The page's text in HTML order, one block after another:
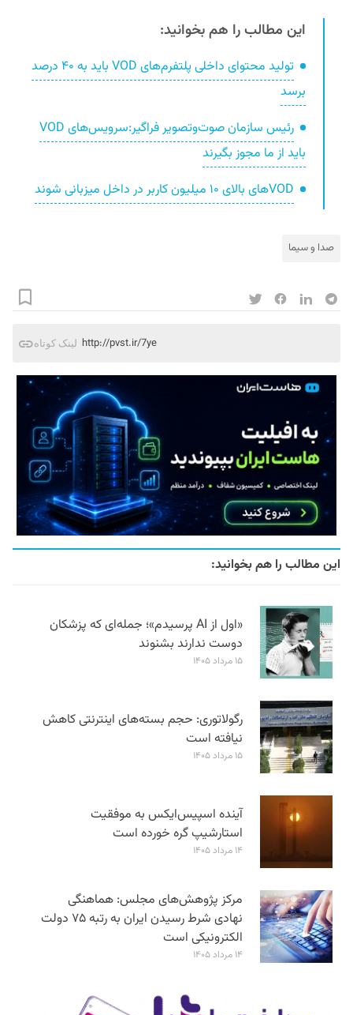
این مطالب را هم بخوانید:
تولید محتوای داخلی پلتفرم‌های VOD باید به ۴۰ درصد
برسد
رئیس سازمان صوت‌وتصویر فراگیر:سرویس‌های VOD
باید از ما مجوز بگیرند
VODهای بالای ۱۰ میلیون کاربر در داخل میزبانی شوند
صدا و سیما
لینک کوتاه http://pvst.ir/7ye
این مطالب را هم بخوانید:
«اول از AI پرسیدم»؛ جمله‌ای که پزشکان
دوست ندارند بشنوند
۱۵ مرداد ۱۴۰۵
رگولاتوری: حجم بسته‌های اینترنتی کاهش
نیافته است
۱۵ مرداد ۱۴۰۵
آینده اسپیس‌ایکس به موفقیت
استارشیپ گره خورده است
۱۴ مرداد ۱۴۰۵
مرکز پژوهش‌های مجلس: هماهنگی
نهادی شرط رسیدن ایران به رتبه ۷۵ دولت
الکترونیکی است
۱۴ مرداد ۱۴۰۵